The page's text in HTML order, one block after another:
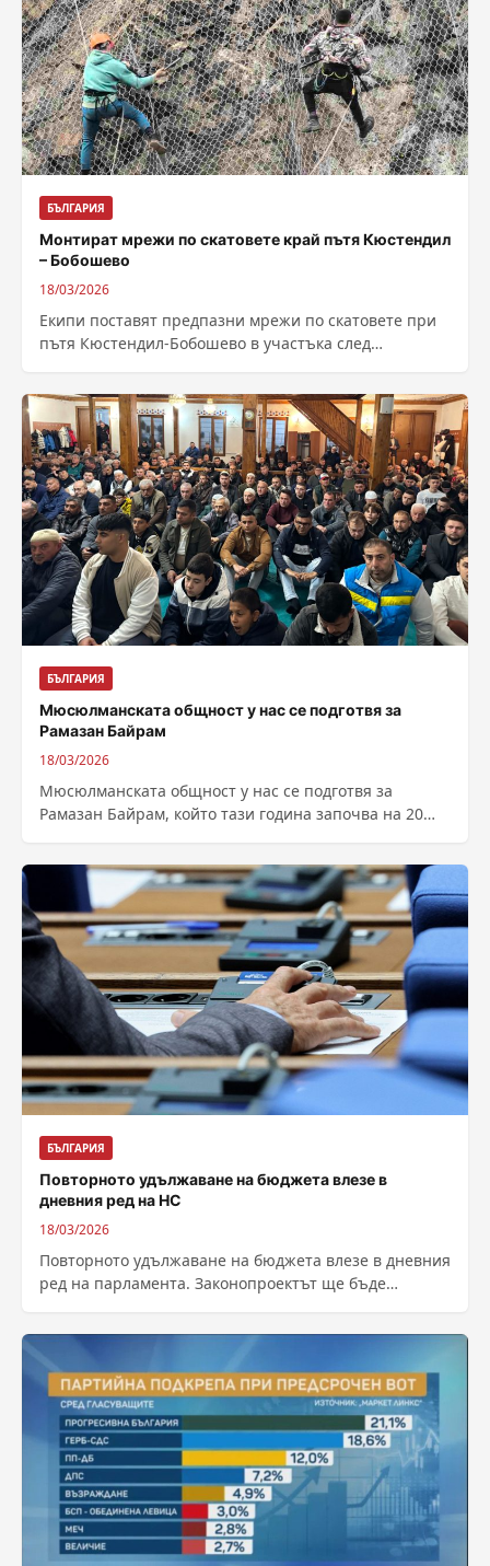
БЪЛГАРИЯ
Монтират мрежи по скатовете край пътя Кюстендил
– Бобошево
18/03/2026
Екипи поставят предпазни мрежи по скатовете при
пътя Кюстендил-Бобошево в участъка след
се...
БЪЛГАРИЯ
Мюсюлманската общност у нас се подготвя за
Рамазан Байрам
18/03/2026
Мюсюлманската общност у нас се подготвя за
Рамазан Байрам, който тази година започва на 20
БЪЛГАРИЯ
Повторното удължаване на бюджета влезе в
дневния ред на НС
18/03/2026
Повторното удължаване на бюджета влезе в дневния
ред на парламента. Законопроектът ще бъде
депутатите,...